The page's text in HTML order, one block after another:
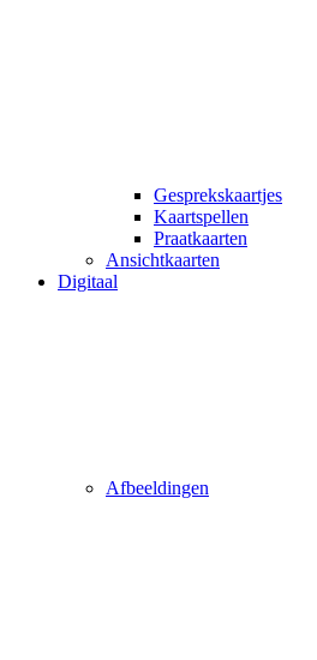
Gesprekskaartjes
Kaartspellen
Praatkaarten
Ansichtkaarten
Digitaal
Afbeeldingen